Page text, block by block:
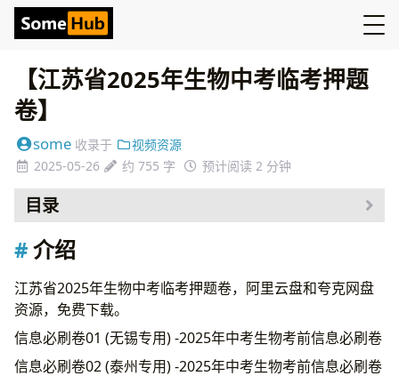
【江苏省2025年生物中考临考押题
卷】
some 收录于
视频资源
2025-05-26
约 755 字 预计阅读 2 分钟
目录
介绍
资源
介绍
江苏省2025年生物中考临考押题卷，阿里云盘和夸克网盘
资源，免费下载。
信息必刷卷01 (无锡专用) -2025年中考生物考前信息必刷卷
信息必刷卷02 (泰州专用) -2025年中考生物考前信息必刷卷